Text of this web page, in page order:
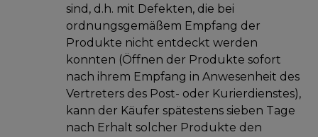
sind, d.h. mit Defekten, die bei
ordnungsgemäßem Empfang der
Produkte nicht entdeckt werden
konnten (Öffnen der Produkte sofort
nach ihrem Empfang in Anwesenheit des
Vertreters des Post- oder Kurierdienstes),
kann der Käufer spätestens sieben Tage
nach Erhalt solcher Produkte den